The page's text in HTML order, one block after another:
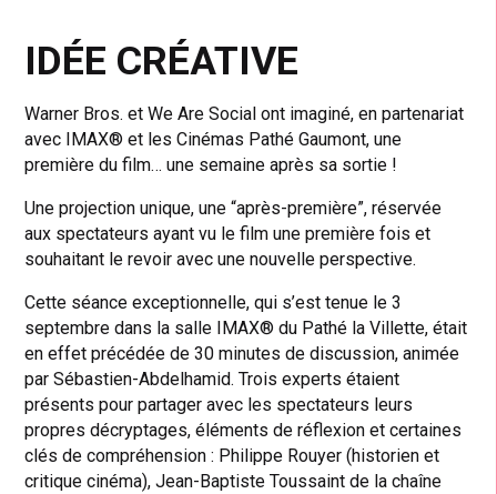
IDÉE CRÉATIVE
Warner Bros. et We Are Social ont imaginé, en partenariat
avec IMAX® et les Cinémas Pathé Gaumont, une
première du film… une semaine après sa sortie !
Une projection unique, une “après-première”, réservée
aux spectateurs ayant vu le film une première fois et
souhaitant le revoir avec une nouvelle perspective.
Cette séance exceptionnelle, qui s’est tenue le 3
septembre dans la salle IMAX® du Pathé la Villette, était
en effet précédée de 30 minutes de discussion, animée
par Sébastien-Abdelhamid. Trois experts étaient
présents pour partager avec les spectateurs leurs
propres décryptages, éléments de réflexion et certaines
clés de compréhension : Philippe Rouyer (historien et
critique cinéma), Jean-Baptiste Toussaint de la chaîne